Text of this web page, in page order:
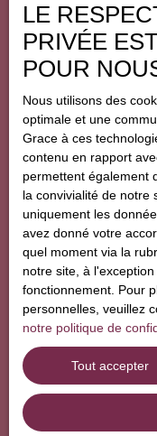
vie lumineux et
chaleureux. Le
terrain est
parfaitement
sous-solde la
maison vous
ouvre des
possibilités
infinies. Que
vous souhaitiez
y créer un
espace de loisirs
ou une salle de
sport , les
options sont
multiples. La
cuisine, déjà
aménagée, est
prête à accueillir
vos plus belles
Nos honoraires
Mentions légales
Plan du site
Gérer les cookies
Propulsé par
+33 2
1056 rue
45160
LE
PRIVÉE
POUR
Nous utilisons des
optimale et une
Grace à ces
contenu en rapport
permettent également
la convivialité de notre
uniquement les
avez donné votre
quel moment via la
notre site, à
fonctionnement. Pour
personnelles, veuillez
notre politique de
Tout accepter